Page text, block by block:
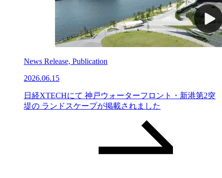
News Release, Publication
2026.06.15
日経XTECHにて 神戸ウォーターフロント・新港第2突
堤の ランドスケープが掲載されました